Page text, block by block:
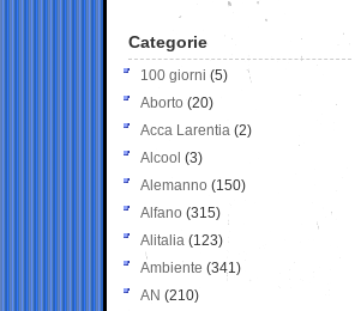
Categorie
100 giorni (5)
Aborto (20)
Acca Larentia (2)
Alcool (3)
Alemanno (150)
Alfano (315)
Alitalia (123)
Ambiente (341)
AN (210)